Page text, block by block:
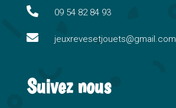
i
e
 09 54 82 84 93
 jeuxrevesetjouets@gmail.com
Suivez nous